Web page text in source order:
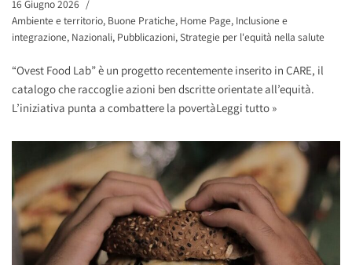
16 Giugno 2026
Ambiente e territorio, Buone Pratiche, Home Page, Inclusione e
integrazione, Nazionali, Pubblicazioni,Strategie per l'equità nella salute
“Ovest Food Lab” è un progetto recentemente inserito in CARE, il
catalogo che raccoglie azioni ben dscritte orientate all’equità.
L’iniziativa punta a combattere la povertàLeggi tutto »